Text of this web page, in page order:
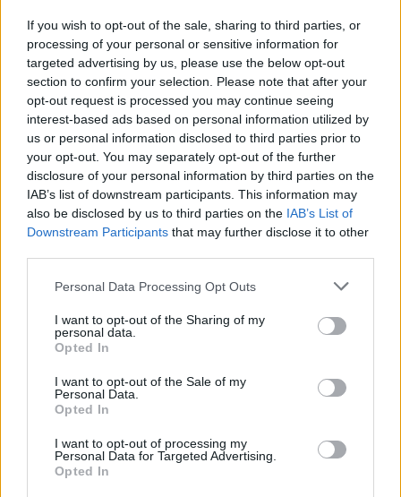
If you wish to opt-out of the sale, sharing to third parties, or
processing of your personal or sensitive information for
targeted advertising by us, please use the below opt-out
section to confirm your selection. Please note that after your
opt-out request is processed you may continue seeing
interest-based ads based on personal information utilized by
us or personal information disclosed to third parties prior to
your opt-out. You may separately opt-out of the further
disclosure of your personal information by third parties on the
IAB’s list of downstream participants. This information may
also be disclosed by us to third parties on the IAB’s List of
Downstream Participants that may further disclose it to other
Personal Data Processing Opt Outs
I want to opt-out of the Sharing of my
personal data.
Opted In
I want to opt-out of the Sale of my
Personal Data.
Opted In
I want to opt-out of processing my
Personal Data for Targeted Advertising.
Opted In
Αλεξάνδρα Νίκα: Η νέα φωτογραφία της
μικρής Μιράντας από τις οικογενειακές
διακοπές
CELEBRITIES